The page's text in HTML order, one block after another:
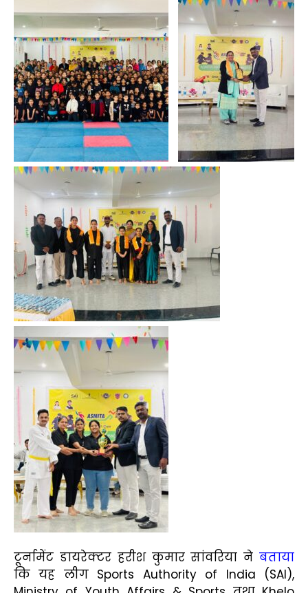
टूर्नामेंट डायरेक्टर हरीश कुमार सांवरिया ने बताया
कि यह लीग Sports Authority of India (SAI),